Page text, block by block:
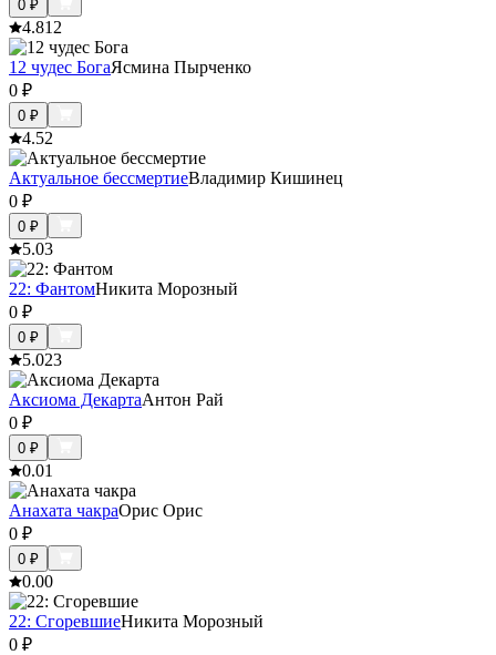
0 ₽
4.812
12 чудес БогаЯсмина Пырченко
0 ₽
0 ₽
4.52
Актуальное бессмертиеВладимир Кишинец
0 ₽
0 ₽
5.03
22: ФантомНикита Морозный
0 ₽
0 ₽
5.023
Аксиома ДекартаАнтон Рай
0 ₽
0 ₽
0.01
Анахата чакраОрис Орис
0 ₽
0 ₽
0.00
22: СгоревшиеНикита Морозный
0 ₽